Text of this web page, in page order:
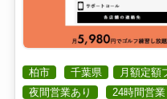
柏市 千葉県
月額定額
夜間営業あり
24時間営業